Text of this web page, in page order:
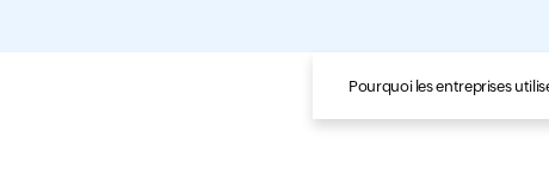
Pourquoi les entreprises